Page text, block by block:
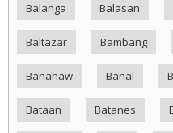
Balanga Balasan
Baltazar Bambang
Banahaw Banal
Bataan Batanes